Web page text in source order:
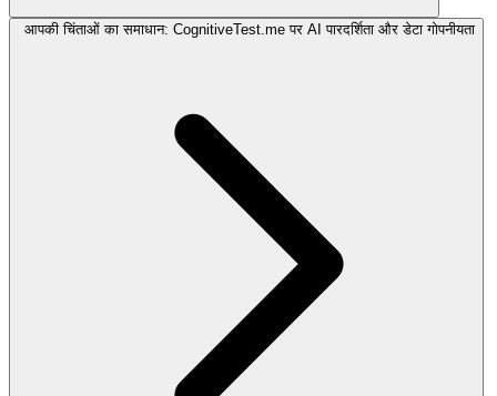
आपकी चिंताओं का समाधान: CognitiveTest.me पर AI पारदर्शिता और डेटा गोपनीयता